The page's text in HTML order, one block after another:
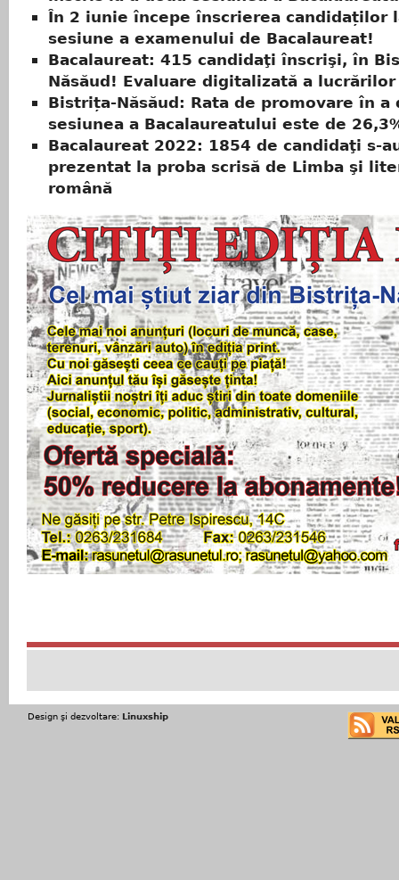
În 2 iunie începe înscrierea candidaților
sesiune a examenului de Bacalaureat!
Bacalaureat: 415 candidaţi înscrişi, în
Năsăud! Evaluare digitalizată a lucrărilor
Bistrița-Năsăud: Rata de promovare în a
sesiunea a Bacalaureatului este de
Bacalaureat 2022: 1854 de candidaţi s-
prezentat la proba scrisă de Limba şi
română
Design şi dezvoltare: Linuxship